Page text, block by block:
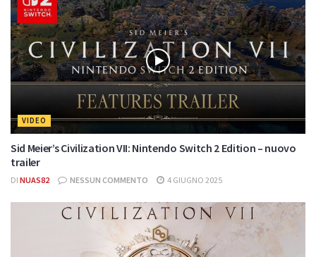
VIDEO
Sid Meier’s Civilization VII: Nintendo Switch 2 Edition – nuovo
trailer
DI NUAS82 NESSUN COMMENTO 4 GIUGNO 2025